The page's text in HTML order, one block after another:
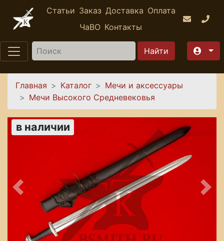
Перейти к основному содержанию
Статьи Заказ Доставка Оплата
ЧаВО Контакты
Найти
Вы здесь
Главная Каталог
Мечи и аксессуары
Мечи Высокого Средневековья
в наличии
Предыдущее